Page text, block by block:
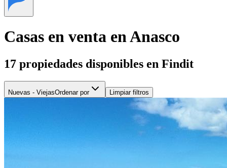
Casas en venta en Anasco
17 propiedades disponibles en Findit
Nuevas - ViejasOrdenar por Limpiar filtros